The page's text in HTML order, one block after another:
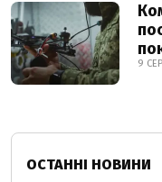
9
ОСТАННІ НОВИНИ